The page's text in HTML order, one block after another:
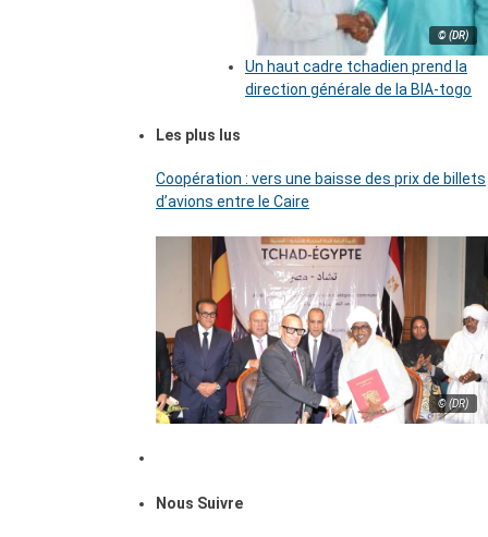
© (DR)
Un haut cadre tchadien prend la
direction générale de la BIA-togo
Les plus lus
Coopération : vers une baisse des prix de billets
d’avions entre le Caire
© (DR)
Nous Suivre